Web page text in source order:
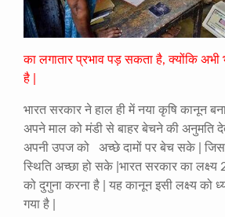
का लगातार प्रभाव पड़ सकता है, क्योंकि अभी
है |
भारत सरकार ने हाल ही में नया कृषि कानून
अपने माल को मंडी से बाहर बेचने की अनुमति
अपनी उपज को अच्छे दामों पर बेच सके |
स्थिति अच्छा हो सके |भारत सरकार का
को दुगुना करना है | यह कानून इसी लक्ष्य को
गया है |